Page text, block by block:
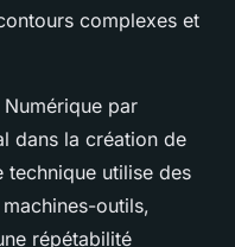
complexes et
par
dans la création de
utilise des
outils,
répétabilité